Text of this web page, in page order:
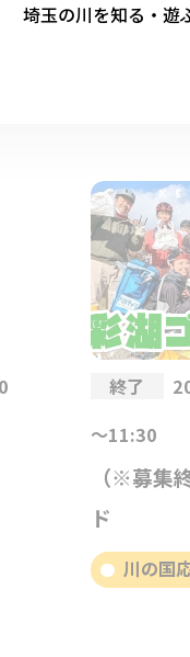
川の国
終了
～11:30
（※募集
ド
川の国
埼玉の川を知る・遊